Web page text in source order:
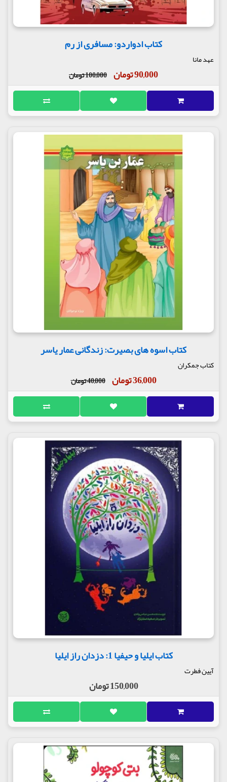
کتاب ادواردو: مسافری از رم
عهد مانا
90,000 تومان 100,000 تومان
کتاب اسوه های بصیرت: زندگانی عمار یاسر
کتاب جمکران
36,000 تومان 40,000 تومان
کتاب ایلیا و حیفیا 1: دزدان راز ایلیا
آیین فطرت
150,000 تومان